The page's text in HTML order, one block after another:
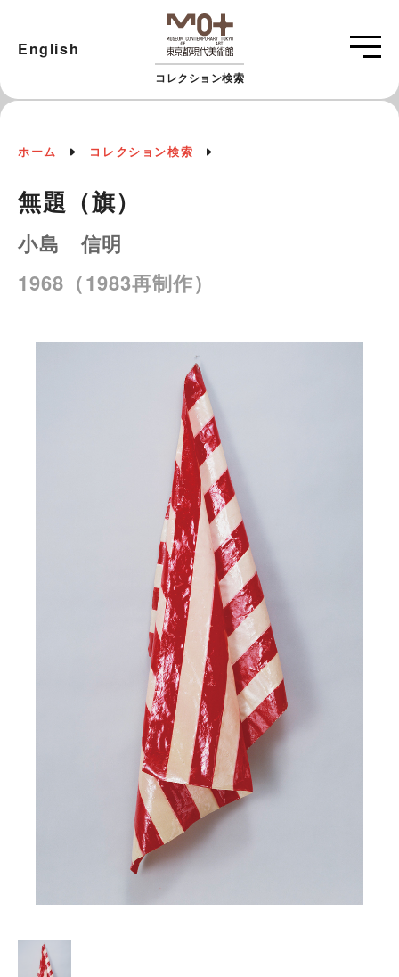
コレクション検索
English
ホーム コレクション検索
無題（旗）
小島 信明
1968（1983再制作）